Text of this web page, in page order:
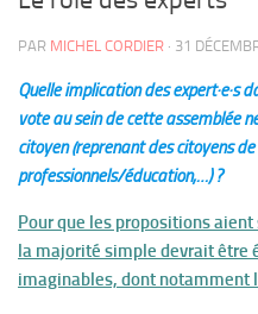
PAR MICHEL CORDIER · 31
Quelle implication des expert·e·s
vote au sein de cette assemblée
citoyen (reprenant des citoyens
professionnels/éducation,…) ?
Pour que les propositions
la majorité simple devrait être
imaginables, dont notamment